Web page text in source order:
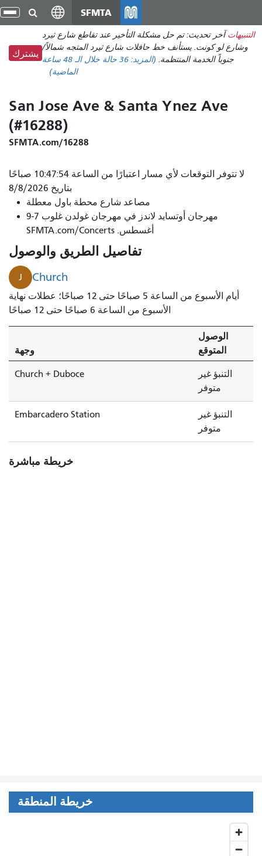
انتقل
إلى
المحتوى
الرئيسي
SFMTA
التنبيهات آخر تحديث: تم حل مشكلة التأخير عند تقاطع شارع ثيرد
وشارع لو كونت. يستأنف خط حافلات شارع ثيرد المتجه شمالاً/
جنوباً الخدمة المنتظمة. (المزيد: 36 حالة
خلال الـ 48 ساعة
الماضية)
يشترك
San Jose Ave & Santa Ynez Ave
(#16288)
SFMTA.com/16288
لا تتوفر التوقعات لأي مسار اعتبارًا من الساعة 10:47:54 صباحًا
بتاريخ 8/8/2026
مصاعد شارع محطة باول معطلة
مهرجان أوتسايد لاندز في مهرجان غولدن غلوب 7-9
أغسطس. SFMTA.com/Concerts
تفاصيل الطريق والوصول
J Church
أيام الأسبوع من الساعة 5 صباحًا حتى 12 صباحًا؛ عطلات نهاية
الأسبوع من الساعة 6 صباحًا حتى 12 صباحًا
وجهة
الوصول
المتوقع
Church + Duboce
التنبؤ غير
متوفر
Embarcadero Station
التنبؤ غير
متوفر
خريطة مباشرة
خريطة المنطقة